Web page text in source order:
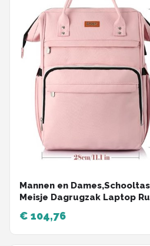
Mannen en
Meisje Dagrugzak Laptop
Universiteit Middelbare
Stedentrip Reis
€ 104,76